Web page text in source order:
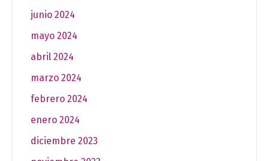
junio 2024
mayo 2024
abril 2024
marzo 2024
febrero 2024
enero 2024
diciembre 2023